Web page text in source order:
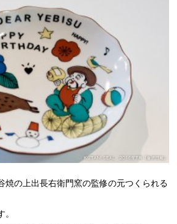
焼の上出長右衛門窯の監修の元つくられる